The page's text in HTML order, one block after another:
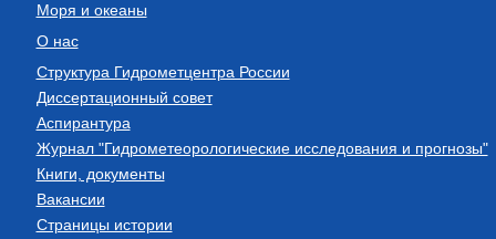
Моря и океаны
О нас
Структура Гидрометцентра России
Диссертационный совет
Аспирантура
Журнал "Гидрометеорологические исследования и прогнозы"
Книги, документы
Вакансии
Страницы истории